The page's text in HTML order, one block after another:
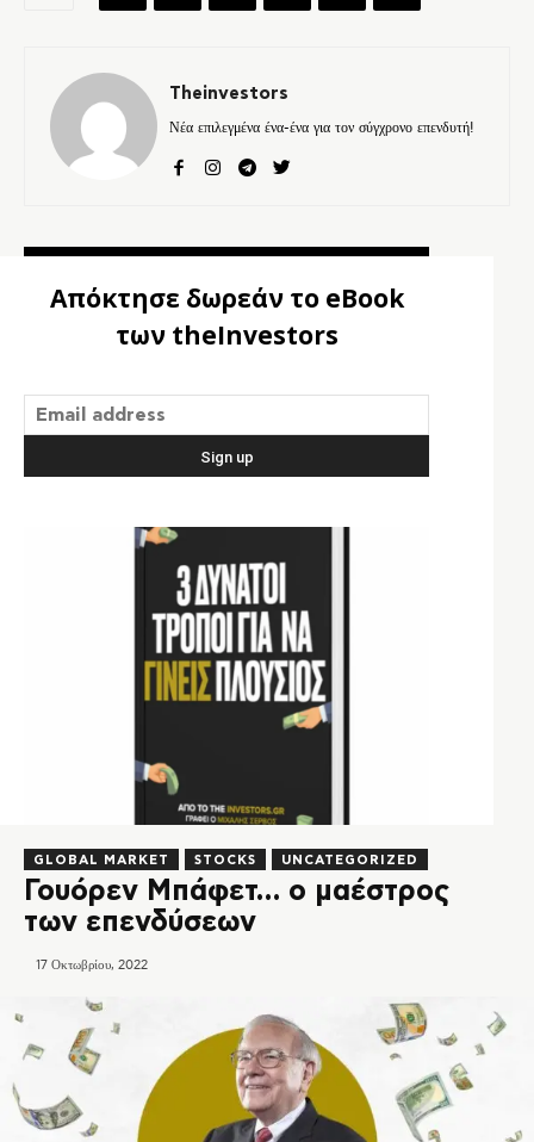
Theinvestors
Νέα επιλεγμένα ένα-ένα για τον σύγχρονο επενδυτή!
Απόκτησε δωρεάν το eBook
των theInvestors